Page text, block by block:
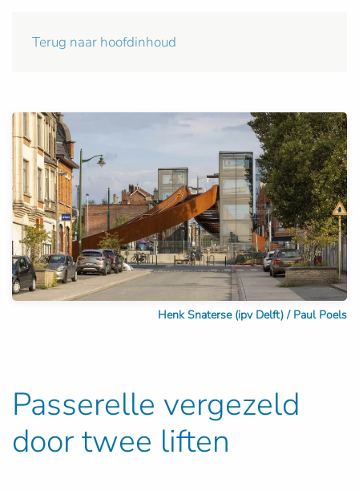
Terug naar hoofdinhoud
Henk Snaterse (ipv Delft) / Paul Poels
Passerelle vergezeld
door twee liften